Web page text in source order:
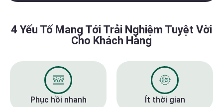
4 Yếu Tố Mang Tới Trải Nghiệm Tuyệt Vời
Cho Khách Hàng
Phục hồi nhanh Ít thời gian